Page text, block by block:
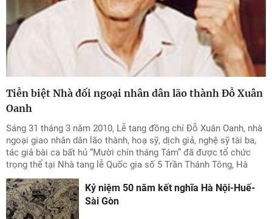
Tiễn biệt Nhà đối ngoại nhân dân lão thành Đỗ Xuân
Oanh
Sáng 31 tháng 3 năm 2010, Lễ tang đồng chí Đỗ Xuân Oanh, nhà
ngoại giao nhân dân lão thành, hoạ sỹ, dịch giả, nghệ sỹ tài ba,
tác giả bài ca bất hủ “Mười chín tháng Tám” đã được tổ chức
trọng thể tại Nhà tang lễ Quốc gia số 5 Trần Thánh Tông, Hà
Nội. Sau đây, xin giới thiệu toàn văn Điếu văn tiễn biệt đồng chí
Đỗ Xuân Oanh do đồng chí Vũ Xuân Hồng, Bí thư Đảng đoàn,
Chủ tịch Liên hiệp các tổ chức hữu nghị Việt Nam – Trưởng Ban
Lễ tang đọc:
Kỷ niệm 50 năm kết nghĩa Hà Nội-Huế-
Sài Gòn